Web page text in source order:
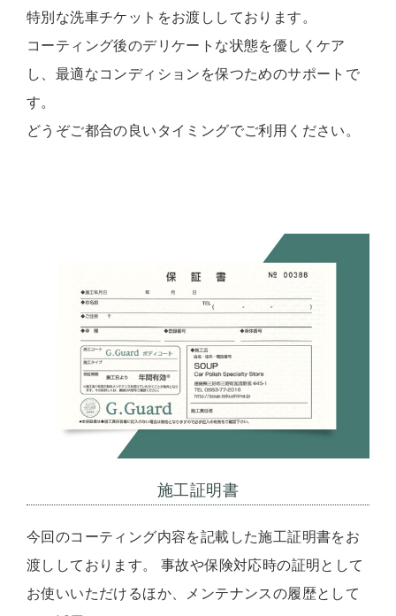
特別な洗車チケットをお渡ししております。
コーティング後のデリケートな状態を優しくケア
し、最適なコンディションを保つためのサポートで
す。
どうぞご都合の良いタイミングでご利用ください。
施工証明書
今回のコーティング内容を記載した施工証明書をお
渡ししております。 事故や保険対応時の証明として
お使いいただけるほか、メンテナンスの履歴として